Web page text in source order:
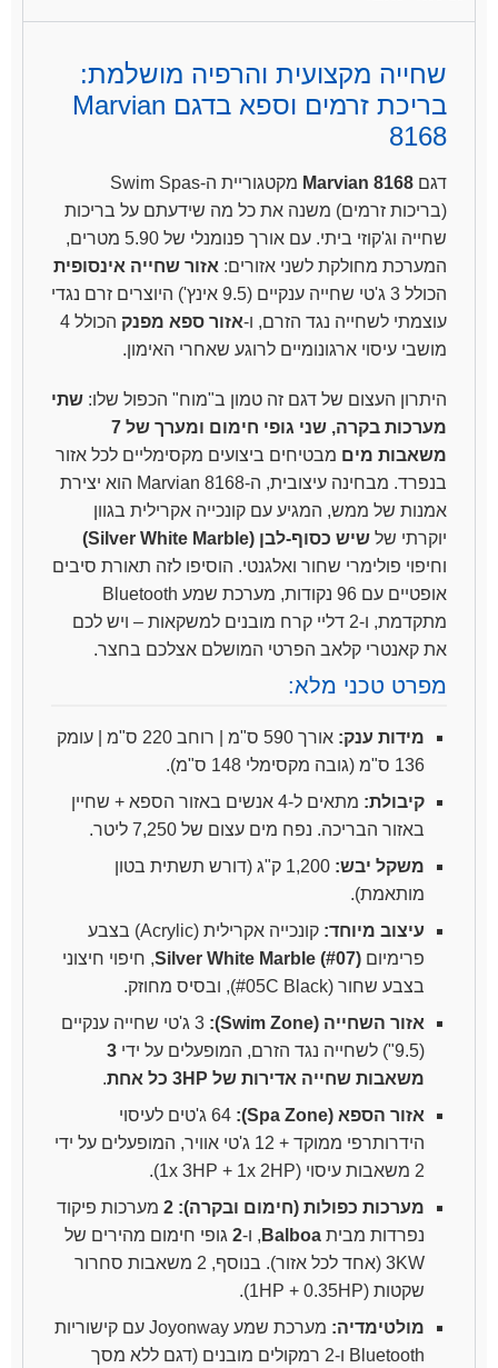
שחייה מקצועית והרפיה מושלמת:
בריכת זרמים וספא בדגם Marvian
8168
דגם Marvian 8168
מקטגוריית ה-Swim Spas
(בריכות זרמים) משנה את כל מה שידעתם על בריכות
שחייה וג'קוזי ביתי. עם אורך פנומנלי של 5.90 מטרים,
המערכת מחולקת לשני אזורים: אזור שחייה אינסופית
הכולל 3 ג'טי שחייה ענקיים (9.5 אינץ') היוצרים זרם נגדי
עוצמתי לשחייה נגד הזרם, ו-אזור ספא מפנק
הכולל 4
מושבי עיסוי ארגונומיים לרוגע שאחרי האימון.
היתרון העצום של דגם זה טמון ב"מוח" הכפול שלו: שתי
מערכות בקרה, שני גופי חימום ומערך של 7
משאבות מים מבטיחים ביצועים מקסימליים לכל אזור
בנפרד. מבחינה עיצובית, ה-Marvian 8168 הוא יצירת
אמנות של ממש, המגיע עם קונכייה אקרילית בגוון
יוקרתי של שיש כסוף-לבן (Silver White Marble)
וחיפוי פולימרי שחור ואלגנטי. הוסיפו לזה תאורת סיבים
אופטיים עם 96 נקודות, מערכת שמע Bluetooth
מתקדמת, ו-2 דליי קרח מובנים למשקאות – ויש לכם
את קאנטרי קלאב הפרטי המושלם אצלכם בחצר.
מפרט טכני מלא:
מידות ענק:
אורך 590 ס"מ | רוחב 220 ס"מ | עומק
136 ס"מ (גובה מקסימלי 148 ס"מ).
קיבולת:
מתאים ל-4 אנשים באזור הספא + שחיין
באזור הבריכה. נפח מים עצום של 7,250 ליטר.
משקל יבש:
1,200 ק"ג (דורש תשתית בטון
מותאמת).
עיצוב מיוחד:
קונכייה אקרילית (Acrylic) בצבע
פרימיום Silver White Marble (#07), חיפוי חיצוני
בצבע שחור (#05C Black), ובסיס מחוזק.
אזור השחייה (Swim Zone):
3 ג'טי שחייה ענקיים
(9.5") לשחייה נגד הזרם, המופעלים על ידי
3
משאבות שחייה אדירות של 3HP כל אחת
.
אזור הספא (Spa Zone):
64 ג'טים לעיסוי
הידרותרפי ממוקד + 12 ג'טי אוויר, המופעלים על ידי
2 משאבות עיסוי (1x 3HP + 1x 2HP).
מערכות כפולות (חימום ובקרה): 2 מערכות פיקוד
נפרדות מבית Balboa , ו-2 גופי חימום מהירים של
3KW (אחד לכל אזור). בנוסף, 2 משאבות סחרור
שקטות (1HP + 0.35HP).
מולטימדיה:
מערכת שמע Joyonway עם קישוריות
Bluetooth ו-2 רמקולים מובנים (דגם ללא מסך